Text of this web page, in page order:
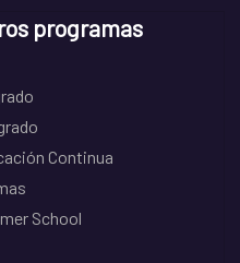
programas
Continua
School